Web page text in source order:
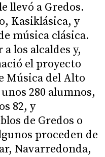
llevó a Gredos.
Kasiklásica, y
música clásica.
los alcaldes y,
el proyecto
Música del Alto
280 alumnos,
82, y
de Gredos o
proceden de
Navarredonda,